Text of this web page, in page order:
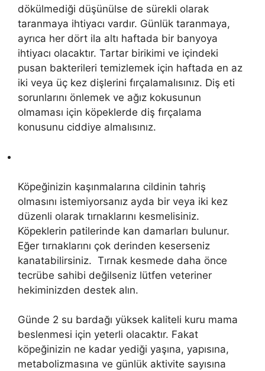
dökülmediği düşünülse de sürekli olarak
taranmaya ihtiyacı vardır. Günlük taranmaya,
ayrıca her dört ila altı haftada bir banyoya
ihtiyacı olacaktır. Tartar birikimi ve içindeki
pusan bakterileri temizlemek için haftada en az
iki veya üç kez dişlerini fırçalamalısınız. Diş eti
sorunlarını önlemek ve ağız kokusunun
olmaması için köpeklerde diş fırçalama
konusunu ciddiye almalısınız.
Köpeğinizin kaşınmalarına cildinin tahriş
olmasını istemiyorsanız ayda bir veya iki kez
düzenli olarak tırnaklarını kesmelisiniz.
Köpeklerin patilerinde kan damarları bulunur.
Eğer tırnaklarını çok derinden keserseniz
kanatabilirsiniz. Tırnak kesmede daha önce
tecrübe sahibi değilseniz lütfen veteriner
hekiminizden destek alın.
Günde 2 su bardağı yüksek kaliteli kuru mama
beslenmesi için yeterli olacaktır. Fakat
köpeğinizin ne kadar yediği yaşına, yapısına,
metabolizmasına ve günlük aktivite sayısına